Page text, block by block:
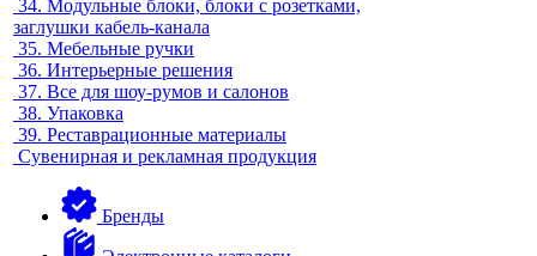
34. Модульные блоки, блоки с розетками,
заглушки кабель-канала
35. Мебельные ручки
36. Интерьерные решения
37. Все для шоу-румов и салонов
38. Упаковка
39. Реставрационные материалы
Сувенирная и рекламная продукция
Бренды